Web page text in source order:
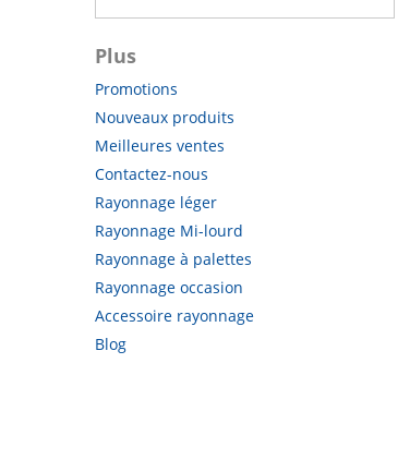
Plus
Promotions
Nouveaux produits
Meilleures ventes
Contactez-nous
Rayonnage léger
Rayonnage Mi-lourd
Rayonnage à palettes
Rayonnage occasion
Accessoire rayonnage
Blog